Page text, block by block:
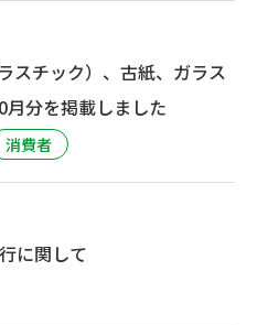
スチック）、古紙、ガラス
分を掲載しました
消費者
に関して